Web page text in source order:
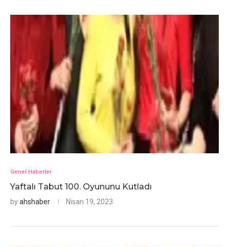
Genel Haberler
Yaftalı Tabut 100. Oyununu Kutladı
byahshaber Nisan 19, 2023